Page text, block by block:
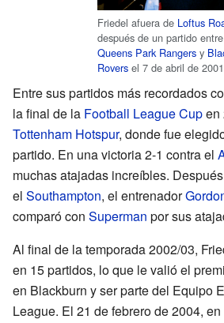
Friedel afuera de Loftus
después de un partido entre
Queens Park Rangers y
Rovers el 7 de abril de
Entre sus partidos más recordados
la final de la Football League Cupen
Tottenham Hotspur, donde fue
partido. En una victoria 2-1 contra el
muchas atajadas increíbles.
el Southampton, el entrenador
comparó con Superman por sus
Al final de la temporada 2002/03,
en 15 partidos, lo que le valió el
en Blackburn y ser parte del Equipo
League. El 21 de febrero de 2004,